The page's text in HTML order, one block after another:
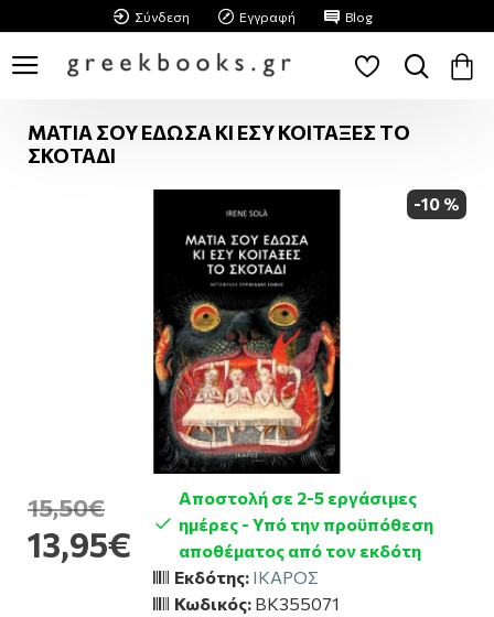
Σύνδεση Εγγραφή Blog
ΜΑΤΙΑ ΣΟΥ ΕΔΩΣΑ ΚΙ ΕΣΥ ΚΟΙΤΑΞΕΣ ΤΟ
ΣΚΟΤΑΔΙ
-10 %
13,95€
15,50€
Αποστολή σε 2-5 εργάσιμες
ημέρες - Υπό την προϋπόθεση
αποθέματος από τον εκδότη
Εκδότης: ΙΚΑΡΟΣ
Κωδικός: BK355071